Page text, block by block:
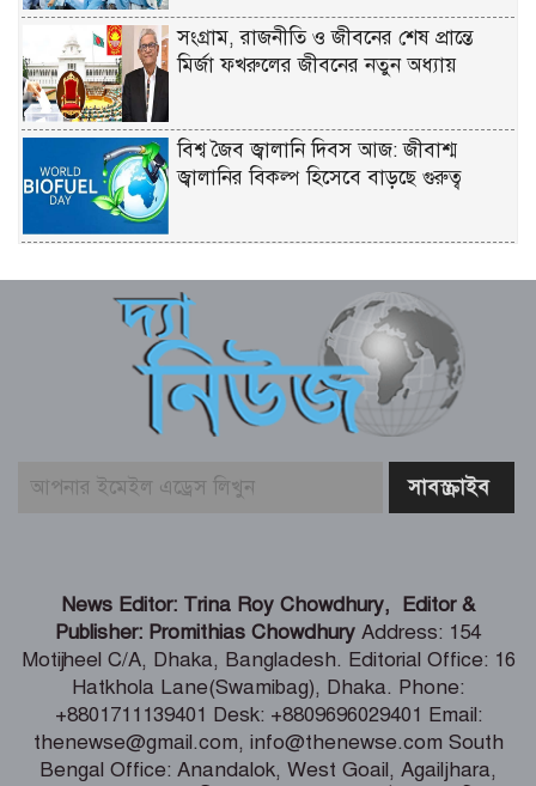
সংগ্রাম, রাজনীতি ও জীবনের শেষ প্রান্তে
মির্জা ফখরুলের জীবনের নতুন অধ্যায়
বিশ্ব জৈব জ্বালানি দিবস আজ: জীবাশ্ম
জ্বালানির বিকল্প হিসেবে বাড়ছে গুরুত্ব
রিয়াদে নিহতদের দেশে ফেরানোসহ প্রাপ্য
ক্ষতিপূরনে সহায়তার আশ্বাস
‘টক্সিক’-এর ট্রেলারে ‘অ্যানিমেল’ ছবির
রণবীর কাপুরের মিল দেখছে নেটিজেনরা
রাশিফল ও গ্রহদোষ প্রতিকারের উপায়
আজ সোমবার (১০ আগস্ট) পঞ্জিকা ও
ইতিহাসের এইদিনে
News Editor: Trina Roy Chowdhury, Editor &
Publisher: Promithias Chowdhury Address: 154
Motijheel C/A, Dhaka, Bangladesh. Editorial Office: 16
Hatkhola Lane(Swamibag), Dhaka. Phone:
+8801711139401 Desk: +8809696029401 Email:
thenewse@gmail.com, info@thenewse.com South
Bengal Office: Anandalok, West Goail, Agailjhara,